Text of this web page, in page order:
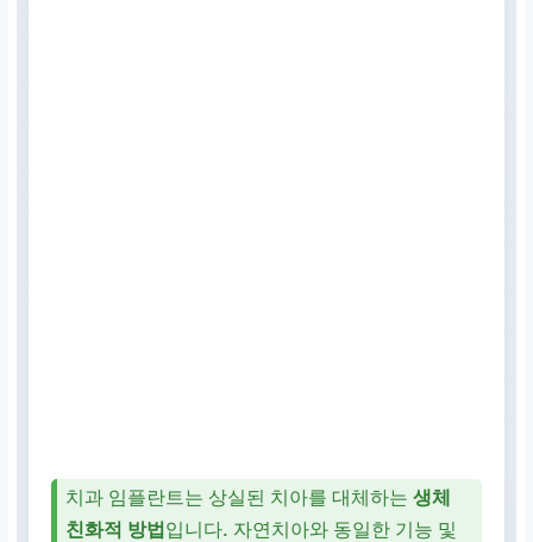
치과 임플란트는 상실된 치아를 대체하는 생체
친화적 방법입니다. 자연치아와 동일한 기능 및